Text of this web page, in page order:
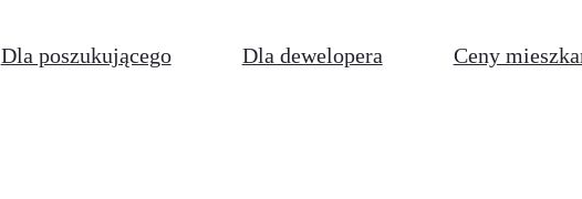
Dla poszukującego Dla dewelopera Ceny